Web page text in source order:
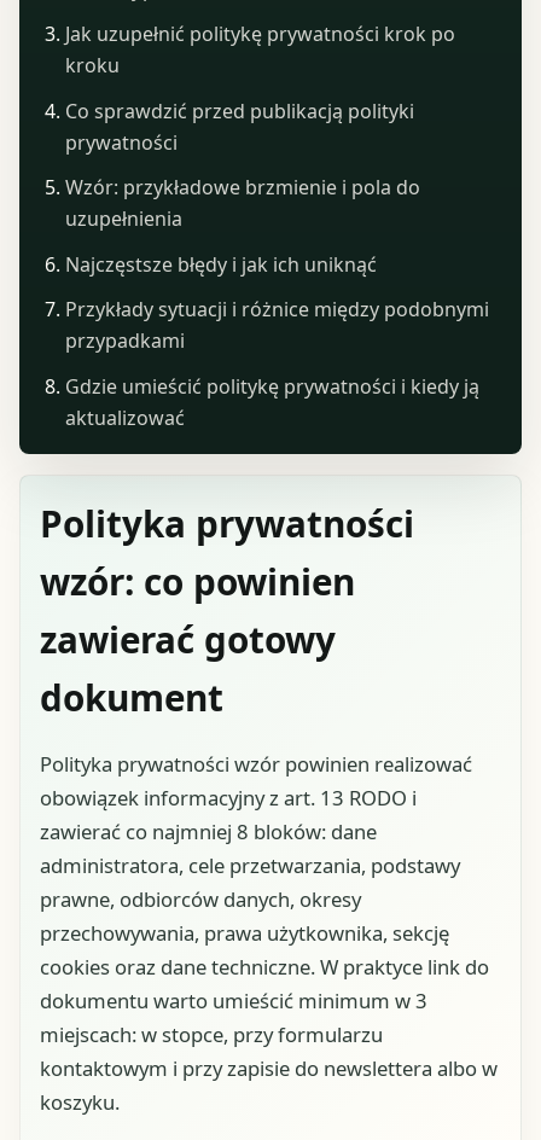
Polityka prywatności
wzór: co powinien
zawierać gotowy
dokument
Polityka prywatności wzór powinien realizować
obowiązek informacyjny z art. 13 RODO i
zawierać co najmniej 8 bloków: dane
administratora, cele przetwarzania, podstawy
prawne, odbiorców danych, okresy
przechowywania, prawa użytkownika, sekcję
cookies oraz dane techniczne. W praktyce link do
dokumentu warto umieścić minimum w 3
miejscach: w stopce, przy formularzu
kontaktowym i przy zapisie do newslettera albo w
koszyku.
Jak uzupełnić politykę prywatności krok po
kroku
Co sprawdzić przed publikacją polityki
prywatności
Wzór: przykładowe brzmienie i pola do
uzupełnienia
Najczęstsze błędy i jak ich uniknąć
Przykłady sytuacji i różnice między podobnymi
przypadkami
Gdzie umieścić politykę prywatności i kiedy ją
aktualizować